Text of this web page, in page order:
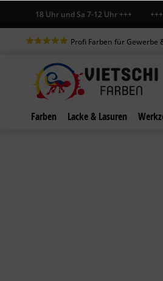
Fr 7-18 Uhr und Sa 7-12 Uhr +++ +++
Profi Farben für Gewerbe
Farben Lacke & Lasuren